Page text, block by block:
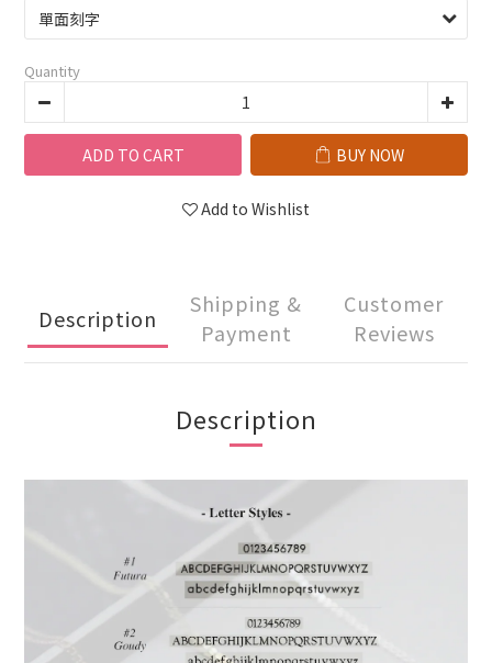
Quantity
ADD TO CART BUY NOW
Add to Wishlist
Description
Shipping &
Payment
Customer
Reviews
Description